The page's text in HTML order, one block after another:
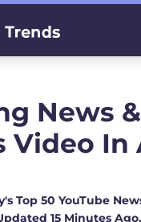
News &
Video In
Top 50 YouTube
15 Minutes Ago.